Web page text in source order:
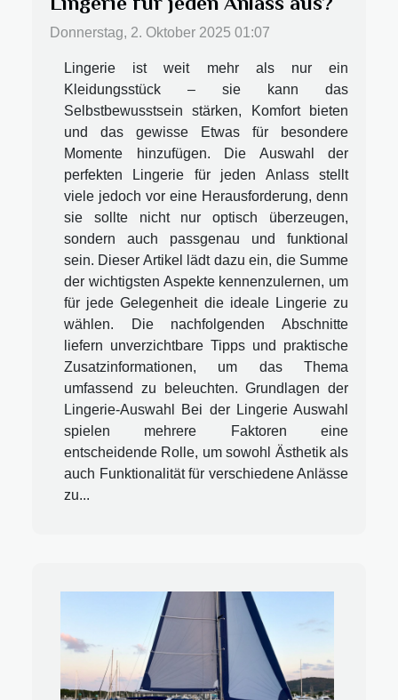
Donnerstag, 2. Oktober 2025 01:07
Lingerie ist weit mehr als nur ein
Kleidungsstück – sie kann das
Selbstbewusstsein stärken, Komfort bieten
und das gewisse Etwas für besondere
Momente hinzufügen. Die Auswahl der
perfekten Lingerie für jeden Anlass stellt
viele jedoch vor eine Herausforderung, denn
sie sollte nicht nur optisch überzeugen,
sondern auch passgenau und funktional
sein. Dieser Artikel lädt dazu ein, die Summe
der wichtigsten Aspekte kennenzulernen, um
für jede Gelegenheit die ideale Lingerie zu
wählen. Die nachfolgenden Abschnitte
liefern unverzichtbare Tipps und praktische
Zusatzinformationen, um das Thema
umfassend zu beleuchten. Grundlagen der
Lingerie-Auswahl Bei der Lingerie Auswahl
spielen mehrere Faktoren eine
entscheidende Rolle, um sowohl Ästhetik als
auch Funktionalität für verschiedene Anlässe
zu...